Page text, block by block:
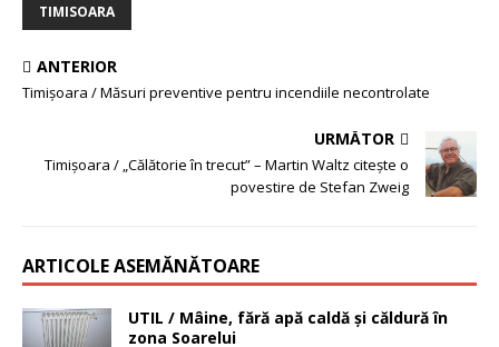
TIMISOARA
ANTERIOR
Timişoara / Măsuri preventive pentru incendiile necontrolate
URMĂTOR
Timişoara / „Călătorie în trecut” – Martin Waltz citeşte o
povestire de Stefan Zweig
ARTICOLE ASEMĂNĂTOARE
UTIL / Mâine, fără apă caldă şi căldură în
zona Soarelui